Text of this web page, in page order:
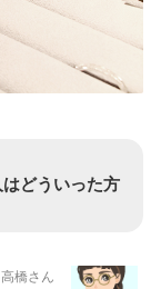
どういった方
橋さん